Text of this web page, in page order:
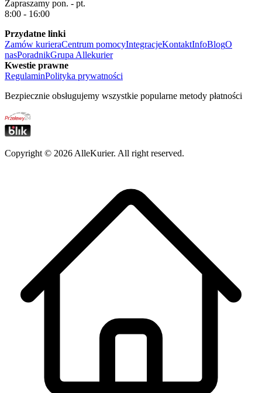
Zapraszamy pon. - pt.
8:00 - 16:00
Przydatne linki
Zamów kurieraCentrum pomocyIntegracjeKontaktInfoBlogO
nasPoradnikGrupa Allekurier
Kwestie prawne
RegulaminPolityka prywatności
Bezpiecznie obsługujemy wszystkie popularne metody płatności
Copyright © 2026 AlleKurier. All right reserved.